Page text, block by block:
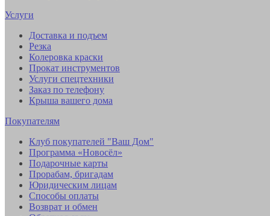
Услуги
Доставка и подъем
Резка
Колеровка краски
Прокат инструментов
Услуги спецтехники
Заказ по телефону
Крыша вашего дома
Покупателям
Клуб покупателей "Ваш Дом"
Программа «Новосёл»
Подарочные карты
Прорабам, бригадам
Юридическим лицам
Способы оплаты
Возврат и обмен